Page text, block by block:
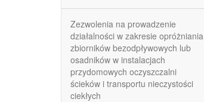
Zezwolenia na prowadzenie
działalności w zakresie opróżniania
zbiorników bezodpływowych lub
osadników w instalacjach
przydomowych oczyszczalni
ścieków i transportu nieczystości
ciekłych